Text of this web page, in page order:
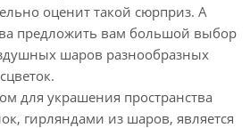
оценит такой сюрприз. А
предложить вам большой выбор
шаров разнообразных
для украшения пространства
гирляндами из шаров, является